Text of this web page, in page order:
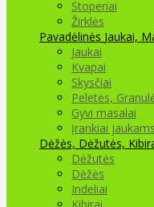
Stoperiai
Žirklės
Pavadėlinės Jaukai,
Jaukai
Kvapai
Skysčiai
Peletės,
Gyvi masalai
Įrankiai jaukams
Dėžės, Dėžutės,
Dėžutės
Dėžės
Indeliai
Kibirai